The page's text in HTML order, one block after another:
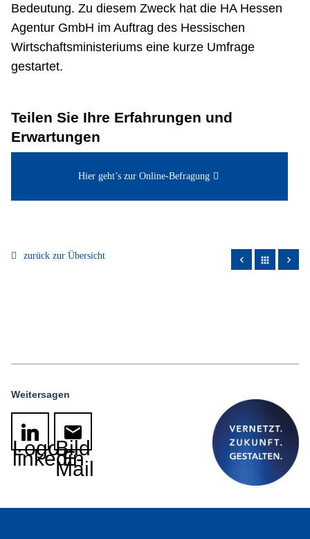
Bedeutung. Zu diesem Zweck hat die HA Hessen
Agentur GmbH im Auftrag des Hessischen
Wirtschaftsministeriums eine kurze Umfrage
gestartet.
Teilen Sie Ihre Erfahrungen und
Erwartungen
Hier geht’s zur Online-Befragung
zurück zur Übersicht apps
Weitersagen
Logo
linkedin
Bild
E-
Mail